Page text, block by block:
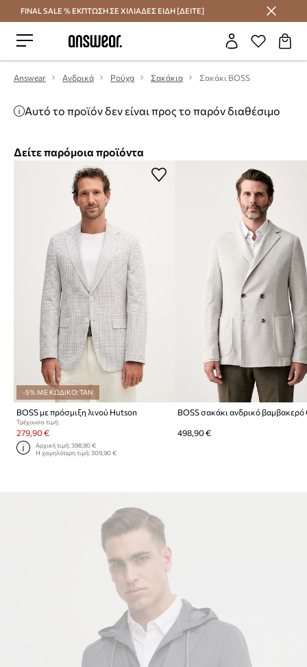
Εξοικονομήστε με το Answear Club
FINAL SALE % ΕΚΠΤΩΣΗ ΣΕ ΧΙΛΙΑΔΕΣ ΕΙΔΗ [ΔΕΙΤΕ]
Answear Ανδρικά Ρούχα Σακάκια Σακάκι BOSS
Αυτό το προϊόν δεν είναι προς το παρόν διαθέσιμο
Δείτε παρόμοια προϊόντα
-5% ΜΕ ΚΩΔΙΚΟ: TAN
BOSS με πρόσμιξη λινού Hutson
Τρέχουσα τιμή:
279,90 €
Αρχική τιμή:398,90 €
Η χαμηλότερη τιμή:309,90 €
498,90 €